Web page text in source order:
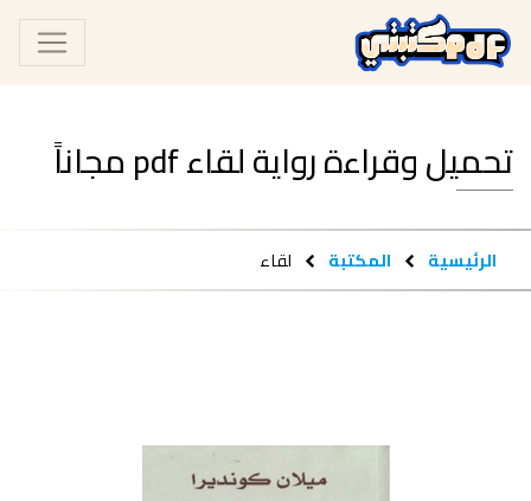
تحميل وقراءة رواية لقاء pdf مجاناً
الرئيسية المكتبة لقاء